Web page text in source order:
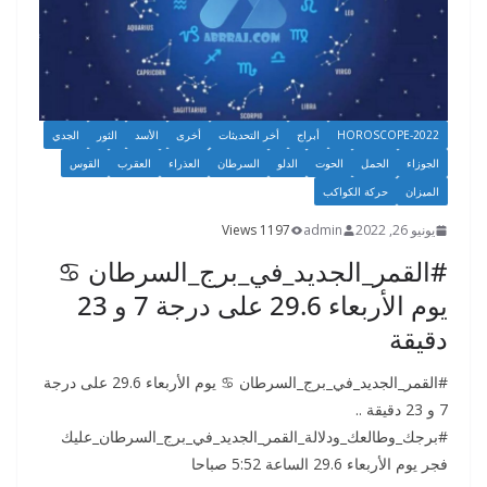
HOROSCOPE-2022 أبراج أخر التحديثات أخرى الأسد الثور
الجدي
الجوزاء
الحمل الحوت الدلو السرطان العذراء العقرب
القوس
الميزان
حركة الكواكب
يونيو 26, 2022 admin
1197 Views
#القمر_الجديد_في_برج_السرطان ♋️
يوم الأربعاء 29.6 على درجة 7 و 23
دقيقة
#القمر_الجديد_في_برج_السرطان ♋️ يوم الأربعاء 29.6 على درجة
7 و 23 دقيقة ..
#برجك_وطالعك_ودلالة_القمر_الجديد_في_برج_السرطان_عليك
فجر يوم الأربعاء 29.6 الساعة 5:52 صباحا